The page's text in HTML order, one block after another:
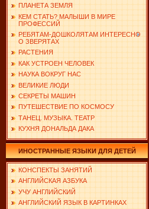
ПЛАНЕТА ЗЕМЛЯ
КЕМ СТАТЬ? МАЛЫШИ В МИРЕ
ПРОФЕССИЙ
РЕБЯТАМ-ДОШКОЛЯТАМ ИНТЕРЕСНО
О ЗВЕРЯТАХ
РАСТЕНИЯ
КАК УСТРОЕН ЧЕЛОВЕК
НАУКА ВОКРУГ НАС
ВЕЛИКИЕ ЛЮДИ
СЕКРЕТЫ МАШИН
ПУТЕШЕСТВИЕ ПО КОСМОСУ
ТАНЕЦ. МУЗЫКА. ТЕАТР
КУХНЯ ДОНАЛЬДА ДАКА
ИНОСТРАННЫЕ ЯЗЫКИ ДЛЯ ДЕТЕЙ
КОНСПЕКТЫ ЗАНЯТИЙ
АНГЛИЙСКАЯ АЗБУКА
УЧУ АНГЛИЙСКИЙ
АНГЛИЙСКИЙ ЯЗЫК В КАРТИНКАХ